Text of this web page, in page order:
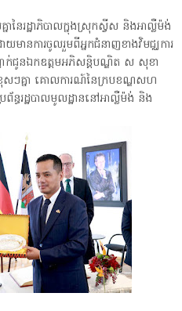
នៃរដ្ឋាភិបាលក្នុងស្រុកស្វីស និងអាល្លឺម៉ង់
ការចូលរួមពីអ្នកជំនាញខាងវិមជ្ឈការ
ក់ជូនឯកឧត្តមអភិសន្តិបណ្ឌិត ស សុខា
ខុសៗគ្នា គោលការណ៍នៃក្របខណ្ឌសហ
ព័ន្ធរដ្ឋបាលមូលដ្ឋាននៅអាល្លឺម៉ង់ និង